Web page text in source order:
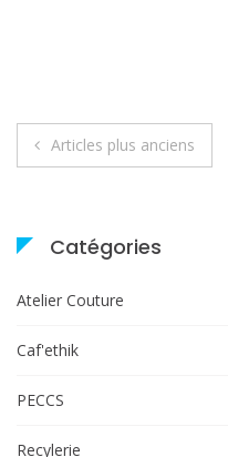
Navigation
articles
Articles plus anciens
Catégories
Atelier Couture
Caf'ethik
PECCS
Recylerie